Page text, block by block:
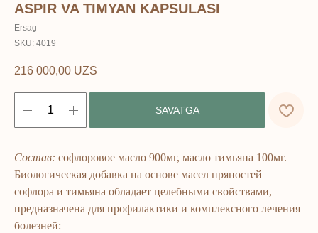
ASPIR VA TIMYAN KAPSULASI
Ersag
SKU: 4019
216 000,00 UZS
SAVATGA
Состав: софлоровое масло 900мг, масло тимьяна 100мг.
Биологическая добавка на основе масел пряностей
софлора и тимьяна обладает целебными свойствами,
предназначена для профилактики и комплексного лечения
болезней: